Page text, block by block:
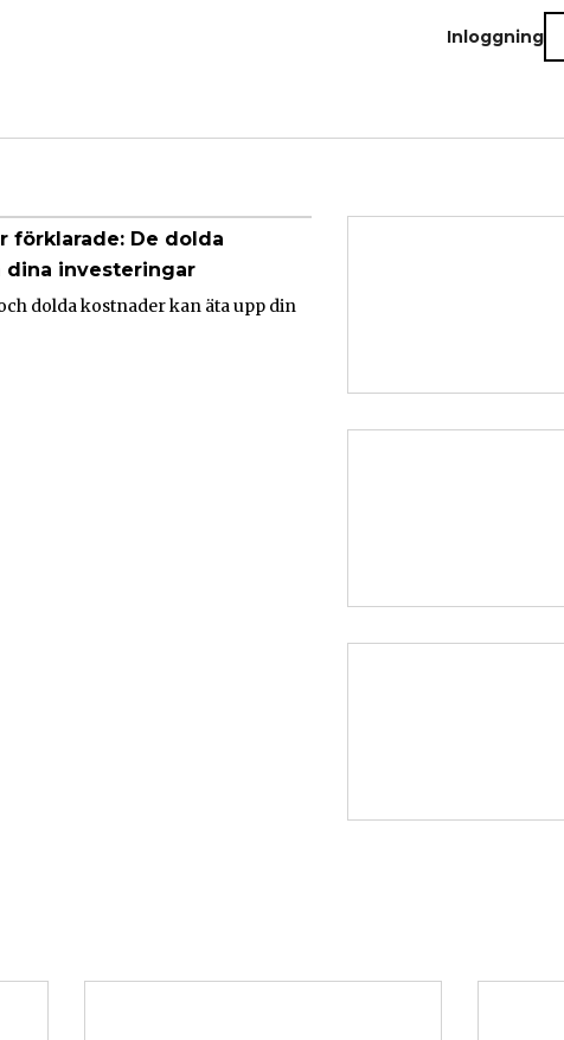
Inloggning
förklarade: De dolda
investeringar
dolda kostnader kan äta upp din